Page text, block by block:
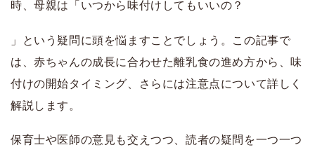
時、母親は「いつから味付けしてもいいの？
」という疑問に頭を悩ますことでしょう。この記事で
は、赤ちゃんの成長に合わせた離乳食の進め方から、味
付けの開始タイミング、さらには注意点について詳しく
解説します。
保育士や医師の意見も交えつつ、読者の疑問を一つ一つ